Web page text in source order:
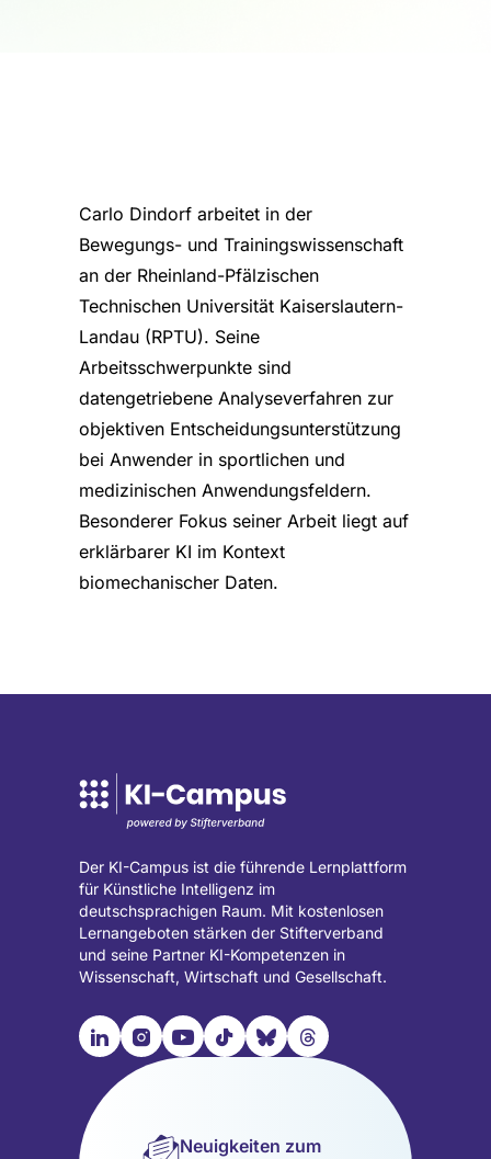
Carlo Dindorf arbeitet in der
Bewegungs- und Trainingswissenschaft
an der Rheinland-Pfälzischen
Technischen Universität Kaiserslautern-
Landau (RPTU). Seine
Arbeitsschwerpunkte sind
datengetriebene Analyseverfahren zur
objektiven Entscheidungsunterstützung
bei Anwender in sportlichen und
medizinischen Anwendungsfeldern.
Besonderer Fokus seiner Arbeit liegt auf
erklärbarer KI im Kontext
biomechanischer Daten.
Der KI-Campus ist die führende Lernplattform
für Künstliche Intelligenz im
deutschsprachigen Raum. Mit kostenlosen
Lernangeboten stärken der Stifterverband
und seine Partner KI-Kompetenzen in
Wissenschaft, Wirtschaft und Gesellschaft.

Besuche
unsere
LinkedIn
📹︎
Besuche
unsere
(wird
📺︎
Besuche
(wird
🎵︎
Besuche
(wird
🦋︎
Besuche
(wird
🧵︎
Besuche
unsere
(wird
Neuigkeiten zum